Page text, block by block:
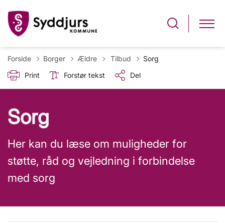
Forside Borger Ældre Tilbage til
Tilbud
Sorg
Print
Forstør tekst Del
Sorg
Her kan du læse om muligheder for
støtte, råd og vejledning i forbindelse
med sorg